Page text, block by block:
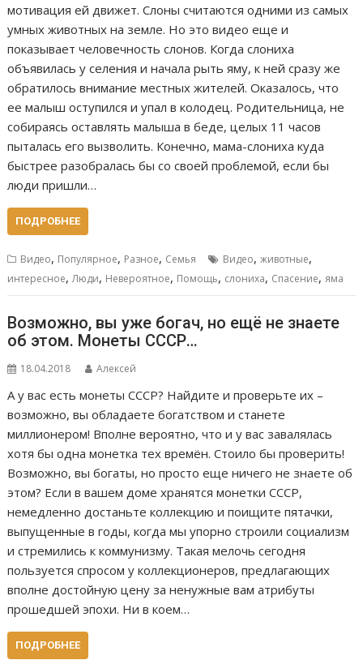
мотивация ей движет. Слоны считаются одними из самых
умных животных на земле. Но это видео еще и
показывает человечность слонов. Когда слониха
объявилась у селения и начала рыть яму, к ней сразу же
обратилось внимание местных жителей. Оказалось, что
ее малыш оступился и упал в колодец. Родительница, не
собираясь оставлять малыша в беде, целых 11 часов
пыталась его вызволить. Конечно, мама-слониха куда
быстрее разобралась бы со своей проблемой, если бы
люди пришли…
ПОДРОБНЕЕ
Видео, Популярное, Разное, Семья Видео,животные,
интересное, Люди, Невероятное, Помощь, слониха, Спасение, яма
Возможно, вы уже богач, но ещё не знаете
об этом. Монеты СССР…
18.04.2018 Алексей
А у вас есть монеты СССР? Найдите и проверьте их –
возможно, вы обладаете богатством и станете
миллионером! Вполне вероятно, что и у вас завалялась
хотя бы одна монетка тех времён. Стоило бы проверить!
Возможно, вы богаты, но просто еще ничего не знаете об
этом? Если в вашем доме хранятся монетки СССР,
немедленно достаньте коллекцию и поищите пятачки,
выпущенные в годы, когда мы упорно строили социализм
и стремились к коммунизму. Такая мелочь сегодня
пользуется спросом у коллекционеров, предлагающих
вполне достойную цену за ненужные вам атрибуты
прошедшей эпохи. Ни в коем…
ПОДРОБНЕЕ